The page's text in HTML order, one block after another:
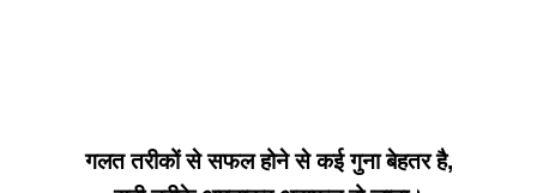
गलत तरीकों से सफल होने से कई गुना बेहतर है,